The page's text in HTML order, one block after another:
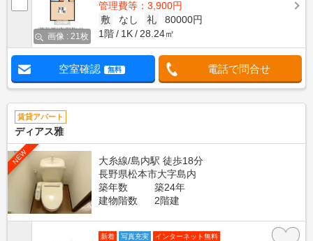
画像 : 21枚
管理費等：3,900円
敷
なし 礼
80000円
1階
1K 28.24㎡
空室確認 無料 電話で問合せ
賃貸アパート
ディアス雅
NEW
大糸線/島内駅 徒歩18分
長野県松本市大字島内
築年数
築24年
建物階数
2階建
新着 写真充実 インターネット無料